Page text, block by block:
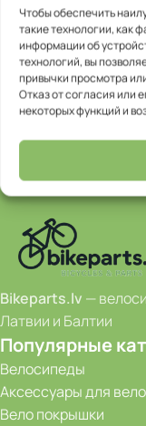
Чтобы обеспечить
такие технологии, как
информации об
технологий, вы
привычки просмотра
Отказ от согласия или
некоторых функций и
Bikeparts.lv —
Латвии и Балтии
Популярные
Велосипеды
Аксессуары для
Вело покрышки